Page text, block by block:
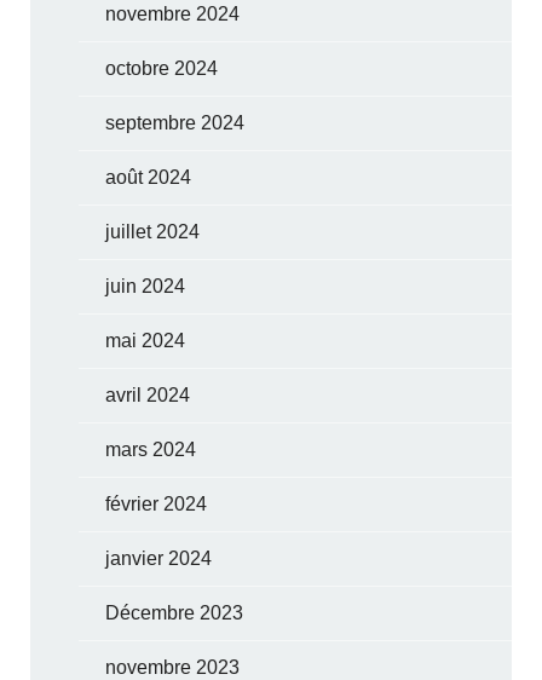
novembre 2024
octobre 2024
septembre 2024
août 2024
juillet 2024
juin 2024
mai 2024
avril 2024
mars 2024
février 2024
janvier 2024
Décembre 2023
novembre 2023